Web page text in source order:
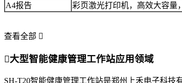
A4报告
彩页激光打印机，高效大容量
查看全部 
大型智能健康管理工作站应用领域
SH-T20智能健康管理工作站是郑州上禾电子科